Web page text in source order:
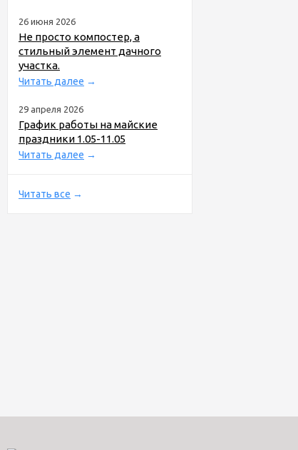
26 июня 2026
Не просто компостер, а
стильный элемент дачного
участка.
Читать далее →
29 апреля 2026
График работы на майские
праздники 1.05-11.05
Читать далее →
Читать все →